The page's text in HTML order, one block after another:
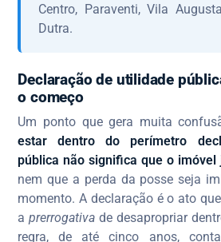
Centro, Paraventi, Vila
Dutra.
Declaração de utilidade
o começo
Um ponto que gera muita
estar dentro do perímetro
pública não significa que o
nem que a perda da posse seja
momento. A declaração é o ato
aprerrogativa de desapropriar
regra, de até cinco anos,